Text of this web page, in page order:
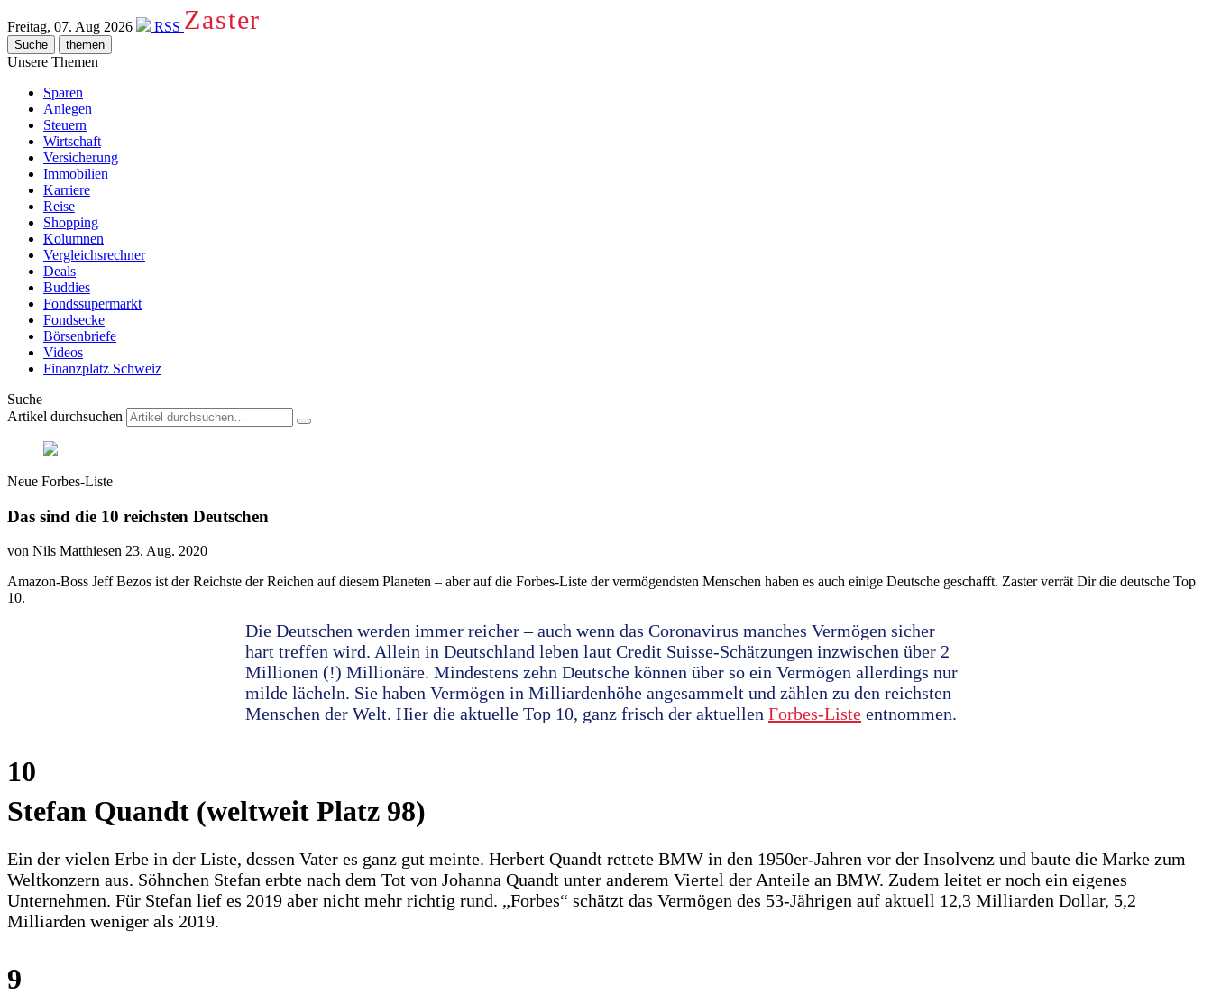
Freitag, 07. Aug 2026 RSS Zaster
Suche themen
Unsere Themen
Sparen
Anlegen
Steuern
Wirtschaft
Versicherung
Immobilien
Karriere
Reise
Shopping
Kolumnen
Vergleichsrechner
Deals
Buddies
Fondssupermarkt
Fondsecke
Börsenbriefe
Videos
Finanzplatz Schweiz
Suche
Artikel durchsuchen
Neue Forbes-Liste
Das sind die 10 reichsten Deutschen
von Nils Matthiesen 23. Aug. 2020
Amazon-Boss Jeff Bezos ist der Reichste der Reichen auf diesem Planeten – aber auf die Forbes-Liste der vermögendsten Menschen haben es auch einige Deutsche geschafft. Zaster verrät Dir die deutsche Top
10.
Die Deutschen werden immer reicher – auch wenn das Coronavirus manches Vermögen sicher
hart treffen wird. Allein in Deutschland leben laut Credit Suisse-Schätzungen inzwischen über 2
Millionen (!) Millionäre. Mindestens zehn Deutsche können über so ein Vermögen allerdings nur
milde lächeln. Sie haben Vermögen in Milliardenhöhe angesammelt und zählen zu den reichsten
Menschen der Welt. Hier die aktuelle Top 10, ganz frisch der aktuellen Forbes-Liste entnommen.
10
Stefan Quandt (weltweit Platz 98)
Ein der vielen Erbe in der Liste, dessen Vater es ganz gut meinte. Herbert Quandt rettete BMW in den 1950er-Jahren vor der Insolvenz und baute die Marke zum
Weltkonzern aus. Söhnchen Stefan erbte nach dem Tot von Johanna Quandt unter anderem Viertel der Anteile an BMW. Zudem leitet er noch ein eigenes
Unternehmen. Für Stefan lief es 2019 aber nicht mehr richtig rund. „Forbes“ schätzt das Vermögen des 53-Jährigen auf aktuell 12,3 Milliarden Dollar, 5,2
Milliarden weniger als 2019.
9